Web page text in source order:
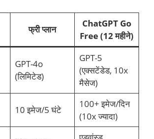
फ्री प्लान
ChatGPT Go
Free (12 महीने)
GPT-4o
(लिमिटेड)
GPT-5
(एक्सटेंडेड, 10x
मैसेज)
10 इमेज/5 घंटे
100+ इमेज/दिन
(10x ज्यादा)